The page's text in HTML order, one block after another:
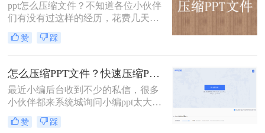
ppt怎么压缩文件？不知道各位小伙伴
们有没有过这样的经历，花费几天时
间做好的PPT文件因为太大分享不
了，文件太大还占用电脑内存，影响
赞 踩
怎么压缩PPT文件？快速压缩PPT的方法教程分享给你！
最近小编后台收到不少的私信，很多
小伙伴都来系统城询问小编ppt太大怎
么压缩变小，小编一开始也不知道，
于是到网上搜集了相关资料，总算找
赞 踩